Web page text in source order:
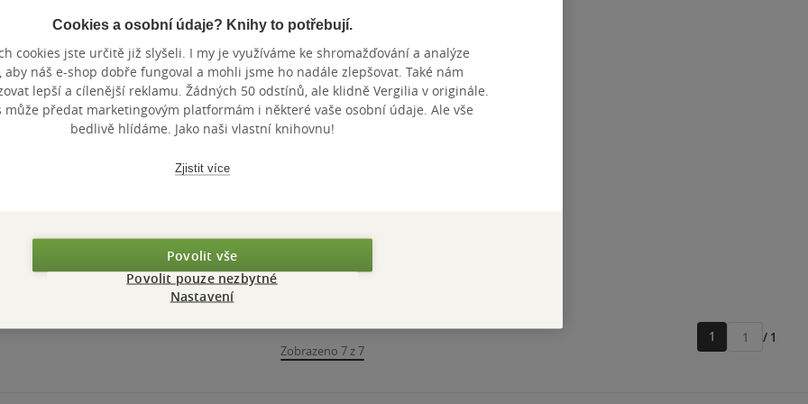
Nedostupné
Zamlčené dějiny 2
Tomáš Krystlík
Nedostupné
Nedostupné
Co v českém
dějepisu chybí
Tomáš Krystlík
z
5 pevná vazba
Nedostupné
Nedostupné
Zamlčené dějiny 2
Nedostupné
Zobrazeno 7 z 7
1
Přejít
/ 1
Cookies a osobní údaje? Knihy to potřebují.
cookies jste určitě již slyšeli. I my je využíváme ke shromažďování a analýze
aby náš e-shop dobře fungoval a mohli jsme ho nadále zlepšovat. Také nám
lepší a cílenější reklamu. Žádných 50 odstínů, ale klidně Vergilia v originále.
může předat marketingovým platformám i některé vaše osobní údaje. Ale vše
bedlivě hlídáme. Jako naši vlastní knihovnu!
Zjistit více
Povolit vše
Povolit pouze nezbytné
Nastavení